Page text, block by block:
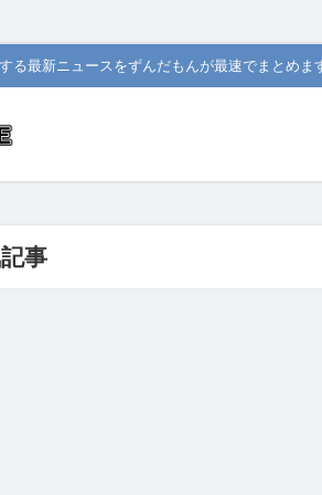
る最新ニュースをずんだもんが最速でまとめま
事